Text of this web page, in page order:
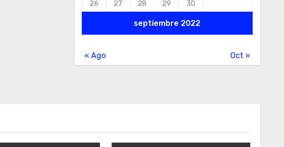
septiembre 2022
26
27 28 29 30
« Ago Oct »